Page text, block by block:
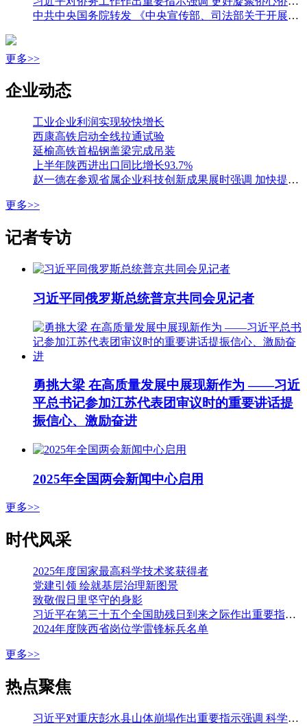
中共中央国务院转发 《中央宣传部、司法部关于开展法治宣传教育的第九个五年规划（二〇二六—二〇三〇年）》
更多>>
企业动态
工业企业利润实现较快增长
西康高铁启动全线拉通试验
延榆高铁首榀钢盖梁完成吊装
上半年陕西进出口同比增长93.7%
赵一德在参观省属企业科技创新成果展时强调 加快提升国有企业创新能力 为科技强省建设贡献更大力量 邢善萍参加
更多>>
记者专访
习近平同俄罗斯总统普京共同会见记者
勇挑大梁 在高质量发展中展现新作为 ——习近
平总书记参加江苏代表团审议时的重要讲话提
振信心、激励奋进
2025年全国两会新闻中心启用
更多>>
时代风采
2025年度国家最高科学技术奖获得者
党建引领 绘就基层治理新图景
致敬假日里坚守的身影
习近平在第三十五个全国助残日到来之际作出重要指示强调 从自强模范身上汲取精神力量 勇敢克服困难挑战积极追求人生梦想 李强会见第七次全国自强模范暨助残先进表彰大会代表
2024年度陕西省岗位学雷锋标兵名单
更多>>
热点聚焦
习近平对重庆彭水县山体崩塌作出重要指示强调 科学组织搜救 加强监测预警和巡查排险 切实保障人民群众生命财产安全 李强作出批示